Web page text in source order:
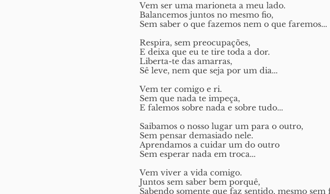
Vem ser uma marioneta a meu lado.
Balancemos juntos no mesmo fio,
Sem saber o que fazemos nem o que faremos...
Respira, sem preocupações,
E deixa que eu te tire toda a dor.
Liberta-te das amarras,
Sê leve, nem que seja por um dia...
Vem ter comigo e ri.
Sem que nada te impeça,
E falemos sobre nada e sobre tudo...
Saibamos o nosso lugar um para o outro,
Sem pensar demasiado nele.
Aprendamos a cuidar um do outro
Sem esperar nada em troca...
Vem viver a vida comigo.
Juntos sem saber bem porquê,
Sabendo somente que faz sentido, mesmo sem